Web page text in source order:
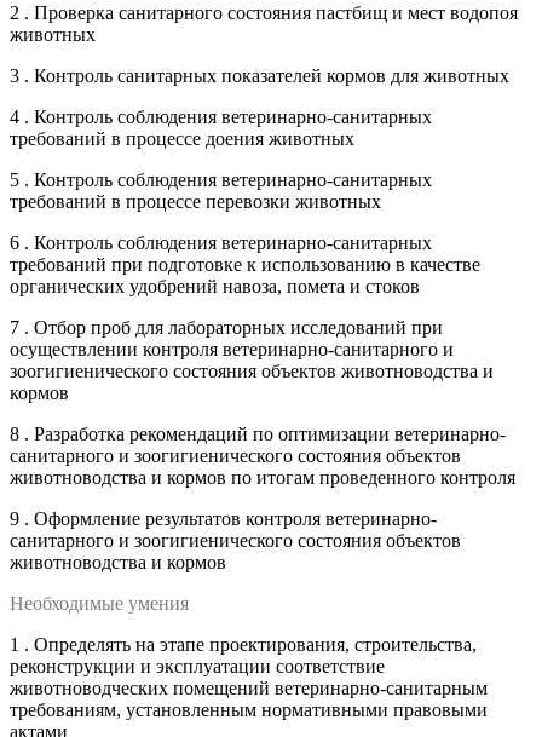
2 . Проверка санитарного состояния пастбищ и мест водопоя
животных
3 . Контроль санитарных показателей кормов для животных
4 . Контроль соблюдения ветеринарно-санитарных
требований в процессе доения животных
5 . Контроль соблюдения ветеринарно-санитарных
требований в процессе перевозки животных
6 . Контроль соблюдения ветеринарно-санитарных
требований при подготовке к использованию в качестве
органических удобрений навоза, помета и стоков
7 . Отбор проб для лабораторных исследований при
осуществлении контроля ветеринарно-санитарного и
зоогигиенического состояния объектов животноводства и
кормов
8 . Разработка рекомендаций по оптимизации ветеринарно-
санитарного и зоогигиенического состояния объектов
животноводства и кормов по итогам проведенного контроля
9 . Оформление результатов контроля ветеринарно-
санитарного и зоогигиенического состояния объектов
животноводства и кормов
Необходимые умения
1 . Определять на этапе проектирования, строительства,
реконструкции и эксплуатации соответствие
животноводческих помещений ветеринарно-санитарным
требованиям, установленным нормативными правовыми
актами